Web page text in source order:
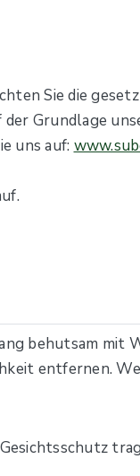
Sie die
Grundlage
uns auf:
behutsam mit
entfernen.